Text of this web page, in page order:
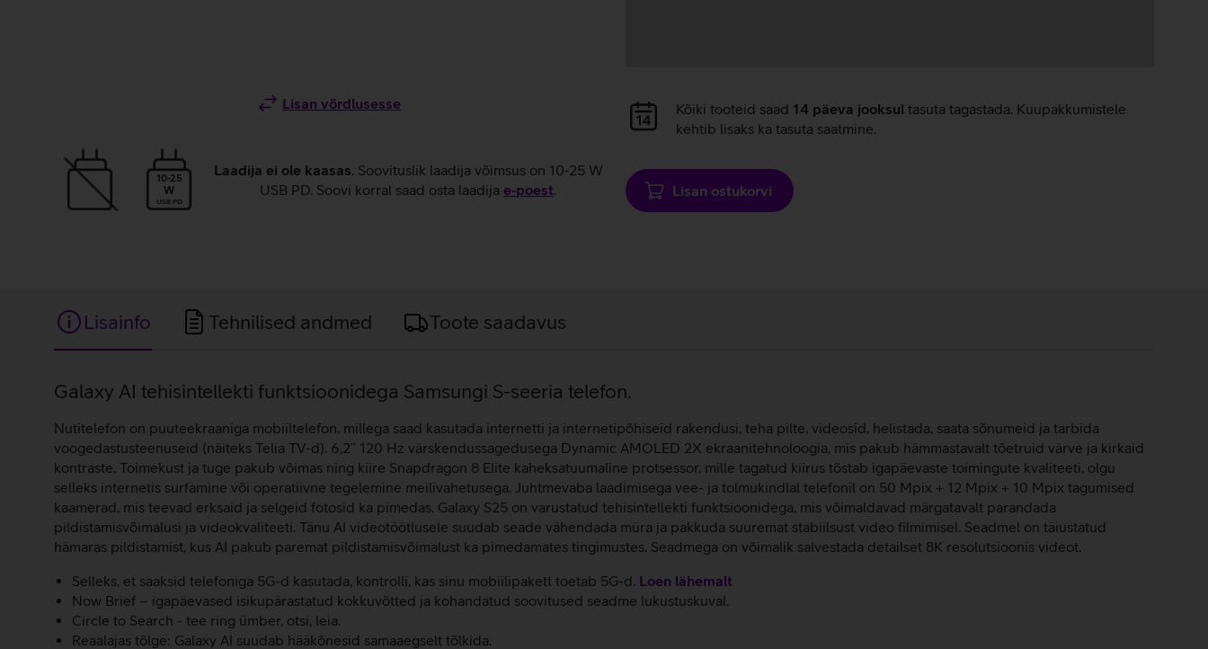
Lisan võrdlusesse
10-25
W
USB PD
Laadija ei ole kaasas. Soovituslik laadija võimsus on 10-25 W
USB PD. Soovi korral saad osta laadija e‑poest.
Andmete
laadimine
Kõiki tooteid saad 14 päeva jooksul tasuta tagastada. Kuupakkumistele
kehtib lisaks ka tasuta saatmine.
Lisan ostukorvi
Lisainfo Tehnilised andmed Toote saadavus
Lisainfo
Galaxy AI tehisintellekti funktsioonidega Samsungi S-seeria telefon.
Nutitelefon on puuteekraaniga mobiiltelefon, millega saad kasutada internetti ja internetipõhiseid rakendusi, teha pilte, videosid, helistada, saata sõnumeid ja tarbida
voogedastusteenuseid (näiteks Telia TV-d). 6,2’’ 120 Hz värskendussagedusega Dynamic AMOLED 2X ekraanitehnoloogia, mis pakub hämmastavalt tõetruid värve ja kirkaid
kontraste. Toimekust ja tuge pakub võimas ning kiire Snapdragon 8 Elite kaheksatuumaline protsessor, mille tagatud kiirus tõstab igapäevaste toimingute kvaliteeti, olgu
selleks internetis surfamine või operatiivne tegelemine meilivahetusega. Juhtmevaba laadimisega vee- ja tolmukindlal telefonil on 50 Mpix + 12 Mpix + 10 Mpix tagumised
kaamerad, mis teevad erksaid ja selgeid fotosid ka pimedas. Galaxy S25 on varustatud tehisintellekti funktsioonidega, mis võimaldavad märgatavalt parandada
pildistamisvõimalusi ja videokvaliteeti. Tänu AI videotöötlusele suudab seade vähendada müra ja pakkuda suuremat stabiilsust video filmimisel. Seadmel on täiustatud
hämaras pildistamist, kus AI pakub paremat pildistamisvõimalust ka pimedamates tingimustes. Seadmega on võimalik salvestada detailset 8K resolutsioonis videot.
Selleks, et saaksid telefoniga 5G-d kasutada, kontrolli, kas sinu mobiilipakett toetab 5G-d. Loen lähemalt
Now Brief – igapäevased isikupärastatud kokkuvõtted ja kohandatud soovitused seadme lukustuskuval.
Circle to Search - tee ring ümber, otsi, leia.
Reaalajas tõlge: Galaxy AI suudab hääkõnesid samaaegselt tõlkida.